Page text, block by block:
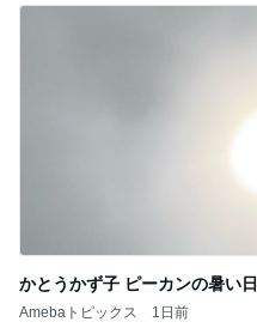
かとうかず子 ピーカンの暑い日
Amebaトピックス 1日前